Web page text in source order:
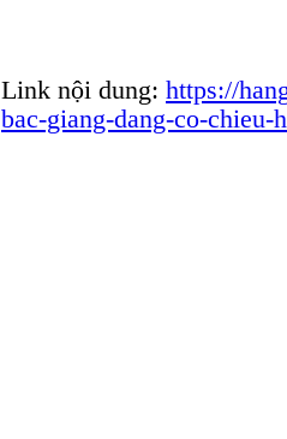
Link nội dung: https://
bac-giang-dang-co-chieu-